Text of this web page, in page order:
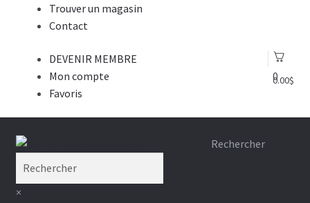
Trouver un magasin
Contact
0
0.00$
DEVENIR MEMBRE
Mon compte
Favoris
Aller
navigation
Aller
Rechercher
×